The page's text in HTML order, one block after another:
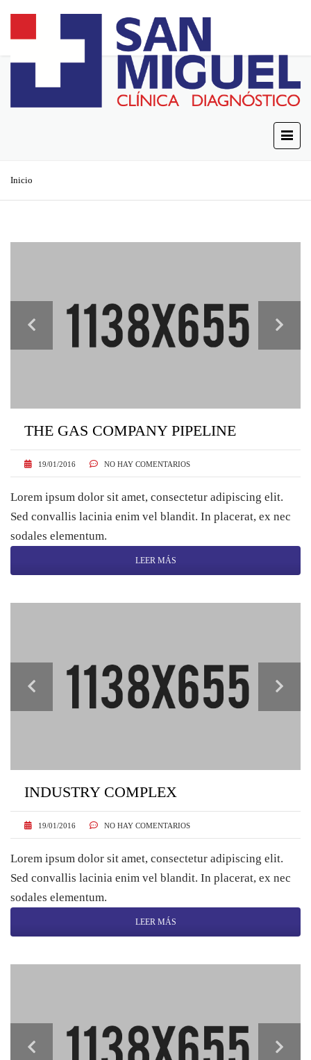
Inicio
THE GAS COMPANY PIPELINE
19/01/2016 NO HAY COMENTARIOS
Lorem ipsum dolor sit amet, consectetur adipiscing elit.
Sed convallis lacinia enim vel blandit. In placerat, ex nec
sodales elementum.
LEER MÁS
INDUSTRY COMPLEX
19/01/2016 NO HAY COMENTARIOS
Lorem ipsum dolor sit amet, consectetur adipiscing elit.
Sed convallis lacinia enim vel blandit. In placerat, ex nec
sodales elementum.
LEER MÁS